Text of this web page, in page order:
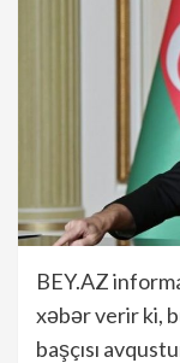
BEY.AZ
xəbər verir ki,
başçısı